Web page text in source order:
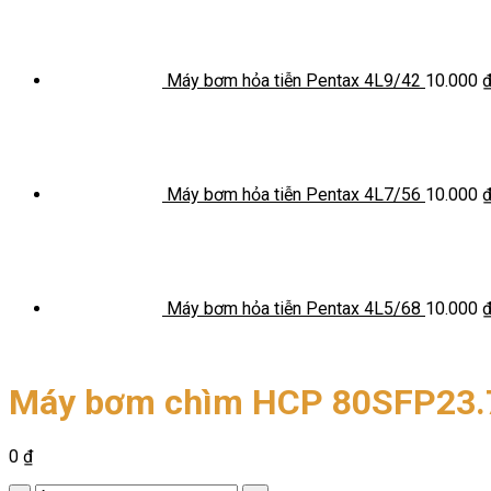
Máy bơm hỏa tiễn Pentax 4L9/42 10.000 ₫
Máy bơm hỏa tiễn Pentax 4L7/56 10.000 ₫
Máy bơm hỏa tiễn Pentax 4L5/68 10.000 ₫
Máy bơm chìm HCP
0 ₫